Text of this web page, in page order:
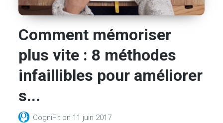
Comment mémoriser
plus vite : 8 méthodes
infaillibles pour améliorer
s...
CogniFit on 11 juin 2017